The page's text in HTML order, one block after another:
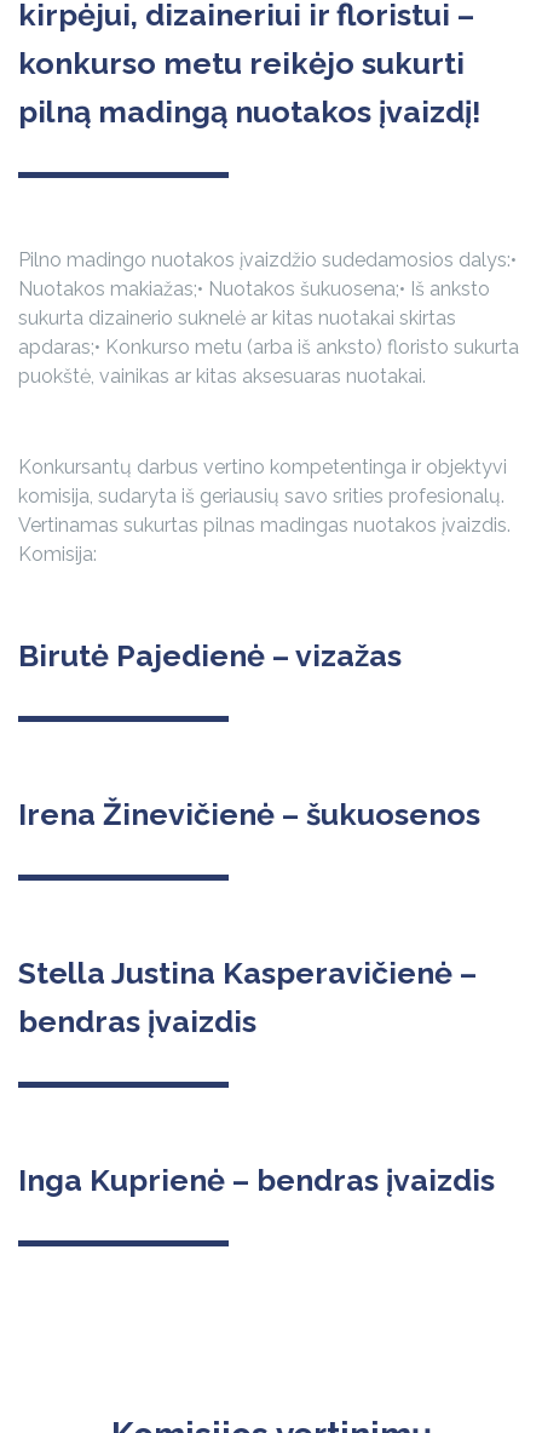
kirpėjui, dizaineriui ir floristui –
konkurso metu reikėjo sukurti
pilną madingą nuotakos įvaizdį!
Pilno madingo nuotakos įvaizdžio sudedamosios dalys:•
Nuotakos makiažas;• Nuotakos šukuosena;• Iš anksto
sukurta dizainerio suknelė ar kitas nuotakai skirtas
apdaras;• Konkurso metu (arba iš anksto) floristo sukurta
puokštė, vainikas ar kitas aksesuaras nuotakai.
Konkursantų darbus vertino kompetentinga ir objektyvi
komisija, sudaryta iš geriausių savo srities profesionalų.
Vertinamas sukurtas pilnas madingas nuotakos įvaizdis.
Komisija:
Birutė Pajedienė – vizažas
Irena Žinevičienė – šukuosenos
Stella Justina Kasperavičienė –
bendras įvaizdis
Inga Kuprienė – bendras įvaizdis